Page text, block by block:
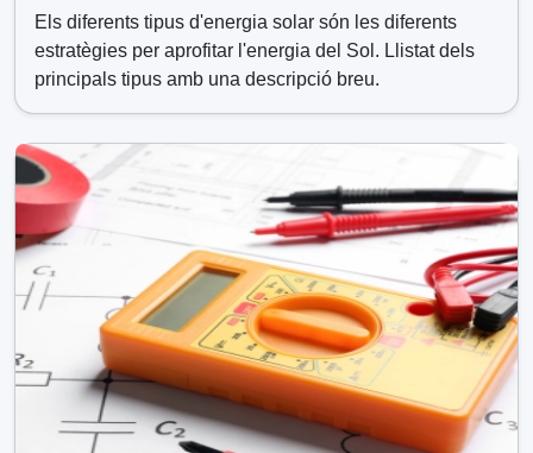
Els diferents tipus d'energia solar són les diferents
estratègies per aprofitar l'energia del Sol. Llistat dels
principals tipus amb una descripció breu.